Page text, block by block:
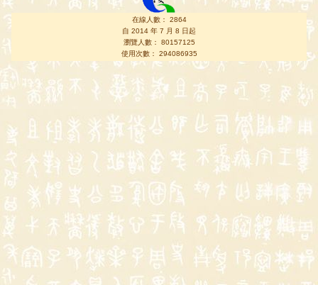
在線人數： 2864
自 2014 年 7 月 8 日起
瀏覽人數： 80157125
使用次數： 294086935